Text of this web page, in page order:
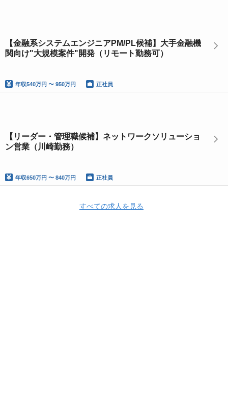
【金融系システムエンジニアPM/PL候補】大手金融機
関向け"大規模案件"開発（リモート勤務可）
年収540万円 〜 950万円 正社員
【リーダー・管理職候補】ネットワークソリューショ
ン営業（川崎勤務）
年収650万円 〜 840万円 正社員
すべての求人を見る